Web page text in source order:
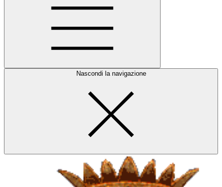
Nascondi la navigazione